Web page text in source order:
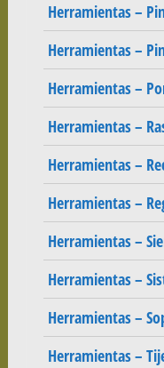
Herramientas –
Herramientas –
Herramientas –
Herramientas –
Herramientas –
Herramientas –
Herramientas –
Herramientas –
Herramientas –
Herramientas –